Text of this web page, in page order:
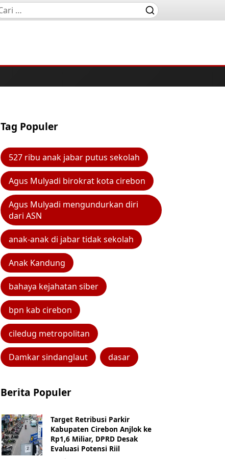
Tag Populer
527 ribu anak jabar putus sekolah
Agus Mulyadi birokrat kota cirebon
Agus Mulyadi mengundurkan diri
dari ASN
anak-anak di jabar tidak sekolah
Anak Kandung
bahaya kejahatan siber
bpn kab cirebon
ciledug metropolitan
Damkar sindanglaut dasar
Berita Populer
Target Retribusi Parkir
Kabupaten Cirebon Anjlok ke
Rp1,6 Miliar, DPRD Desak
Evaluasi Potensi Riil